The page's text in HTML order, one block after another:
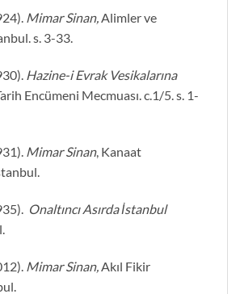
Mimar Sinan, Alimler ve
s. 3-33.
Hazine-i Evrak Vesikalarına
Encümeni Mecmuası. c.1/5. s. 1-
Mimar Sinan, Kanaat
Onaltıncı Asırda İstanbul
Mimar Sinan,Akıl Fikir